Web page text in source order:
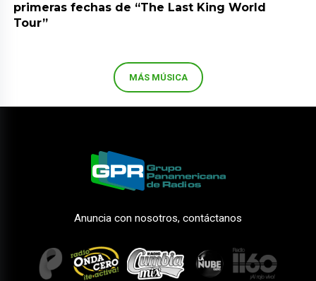
primeras fechas de “The Last King World
Tour”
MÁS MÚSICA
Anuncia con nosotros, contáctanos